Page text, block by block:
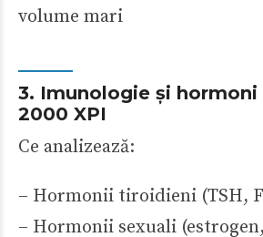
volume mari
3. Imunologie și
2000 XPI
Ce analizează:
– Hormonii tiroidieni (TSH,
– Hormonii sexuali